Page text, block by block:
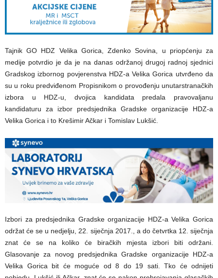
Tajnik GO HDZ Velika Gorica, Zdenko Sovina, u priopćenju za
medije potvrdio je da je na danas održanoj drugoj radnoj sjednici
Gradskog izbornog povjerenstva HDZ-a Velika Gorica utvrđeno da
su u roku predviđenom Propisnikom o provođenju unutarstranačkih
izbora u HDZ-u, dvojica kandidata predala pravovaljanu
kandidaturu za izbor predsjednika Gradske organizacije HDZ-a
Velika Gorica i to Krešimir Ačkar i Tomislav Lukšić.
Izbori za predsjednika Gradske organizacije HDZ-a Velika Gorica
održat će se u nedjelju, 22. siječnja 2017., a do četvrtka 12. siječnja
znat će se na koliko će biračkih mjesta izbori biti održani.
Glasovanje za novog predsjednika Gradske organizacije HDZ-a
Velika Gorica bit će moguće od 8 do 19 sati. Tko će odnijeti